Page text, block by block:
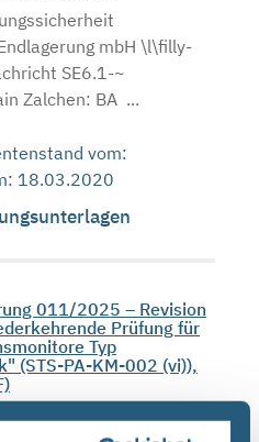
mbH \l\filly-
SE6.1-~
Zalchen: BA ...
vom:
18.03.2020
011/2025 – Revision
Prüfung für
Typ
(STS-PA-KM-002 (vi)),
der nuklearen